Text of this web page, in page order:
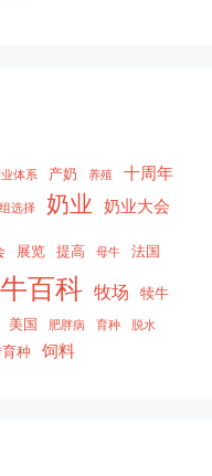
体系 产奶 养殖
十周年
选择 奶业 奶业大会
展览 提高 母牛 法国
牛百科 牧场 犊牛
美国 肥胖病 育种 脱水
种 饲料